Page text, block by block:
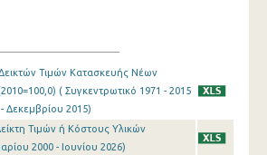
Δεικτών Τιμών Κατασκευής Νέων
( Συγκεντρωτικό 1971 - 2015
Δεκεμβρίου 2015)
Τιμών ή Κόστους Υλικών
2000 - Ιουνίου 2026)